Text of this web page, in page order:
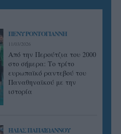
ΠΕΝΥ ΡΟΝΤΟΓΙΑΝΝΗ
11/03/2026
Από την Περούτζια του 2000
στο σήμερα: Tο τρίτο
ευρωπαϊκό ραντεβού του
Παναθηναϊκού με την
ιστορία
ΗΛΙΑΣ ΠΑΠΑΪΩΑΝΝΟΥ